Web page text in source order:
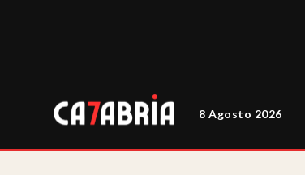
8 Agosto 2026